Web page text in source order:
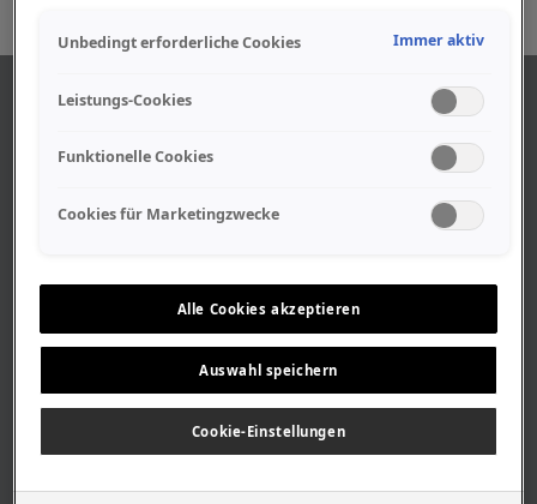
Geschäftszeiten
Stellenangebote
Geschichte
RECHTLICHES
Unbedingt erforderliche Cookies Immer aktiv
Leistungs-Cookies
Funktionelle Cookies
Cookies für Marketingzwecke
Alle Cookies akzeptieren
Auswahl speichern
Cookie-Einstellungen